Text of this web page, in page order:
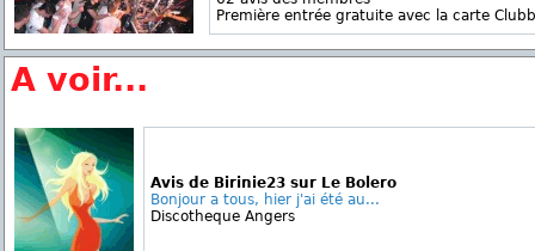
Première entrée gratuite avec la carte
A voir...
Avis de Birinie23 sur Le Bolero
Bonjour a tous, hier j'ai été au...
Discotheque Angers